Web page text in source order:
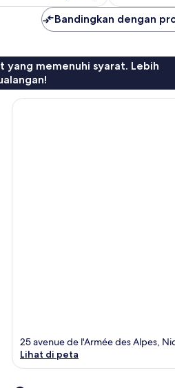
Bandingkan dengan
yang memenuhi syarat. Lebih
25 avenue de l'Armée des Alpes,
Lihat di peta